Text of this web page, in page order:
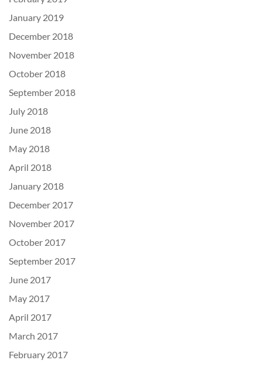
January 2019
December 2018
November 2018
October 2018
September 2018
July 2018
June 2018
May 2018
April 2018
January 2018
December 2017
November 2017
October 2017
September 2017
June 2017
May 2017
April 2017
March 2017
February 2017